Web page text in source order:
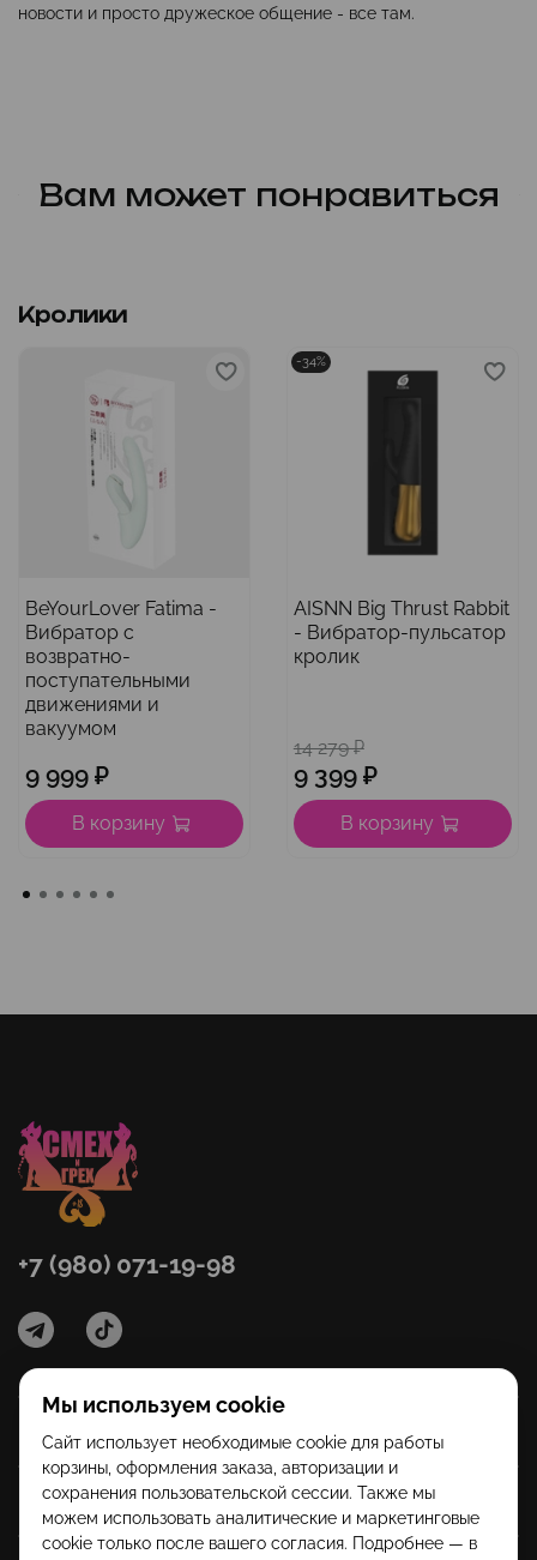
новости и просто дружеское общение - все там.
Вам может понравиться
Кролики
BeYourLover Fatima -
Вибратор с
возвратно-
поступательными
движениями и
вакуумом
9 999 ₽
В корзину
-34%
AISNN Big Thrust Rabbit
- Вибратор-пульсатор
кролик
14 279 ₽
9 399 ₽
В корзину
Категории
Помощь
+7 (980) 071-19-98
Мы используем cookie
Сайт использует необходимые cookie для работы
корзины, оформления заказа, авторизации и
сохранения пользовательской сессии. Также мы
можем использовать аналитические и маркетинговые
cookie только после вашего согласия. Подробнее — в